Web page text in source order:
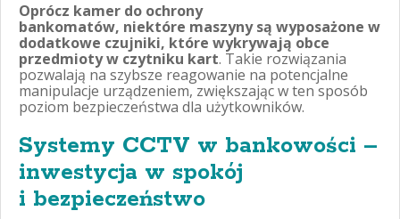
Oprócz kamer do ochrony
bankomatów, niektóre maszyny są wyposażone w
dodatkowe czujniki, które wykrywają obce
przedmioty w czytniku kart. Takie rozwiązania
pozwalają na szybsze reagowanie na potencjalne
manipulacje urządzeniem, zwiększając w ten sposób
poziom bezpieczeństwa dla użytkowników.
Systemy CCTV w bankowości –
inwestycja w spokój
i bezpieczeństwo